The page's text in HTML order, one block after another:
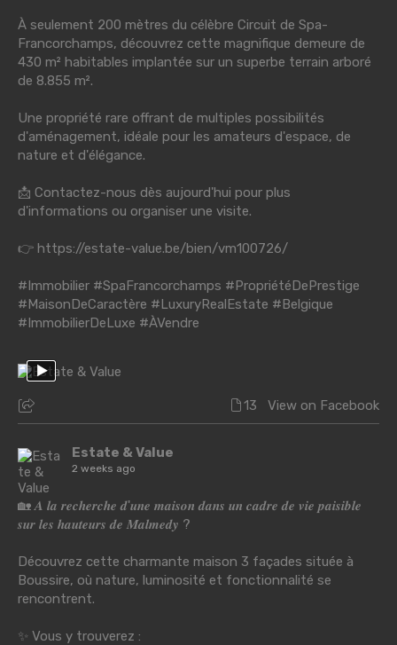
À seulement 200 mètres du célèbre Circuit de Spa-
Francorchamps, découvrez cette magnifique demeure de
430 m² habitables implantée sur un superbe terrain arboré
de 8.855 m².
Une propriété rare offrant de multiples possibilités
d'aménagement, idéale pour les amateurs d'espace, de
nature et d'élégance.
📩 Contactez-nous dès aujourd'hui pour plus
d'informations ou organiser une visite.
👉 https://estate-value.be/bien/vm100726/
#Immobilier #SpaFrancorchamps #PropriétéDePrestige
#MaisonDeCaractère #LuxuryRealEstate #Belgique
#ImmobilierDeLuxe #ÀVendre
13 View on Facebook
Estate & Value
2 weeks ago
🏡 𝑨 𝒍𝒂 𝒓𝒆𝒄𝒉𝒆𝒓𝒄𝒉𝒆 𝒅'𝒖𝒏𝒆 𝒎𝒂𝒊𝒔𝒐𝒏 𝒅𝒂𝒏𝒔 𝒖𝒏 𝒄𝒂𝒅𝒓𝒆 𝒅𝒆 𝒗𝒊𝒆 𝒑𝒂𝒊𝒔𝒊𝒃𝒍𝒆
𝒔𝒖𝒓 𝒍𝒆𝒔 𝒉𝒂𝒖𝒕𝒆𝒖𝒓𝒔 𝒅𝒆 𝑴𝒂𝒍𝒎𝒆𝒅𝒚 ?
Découvrez cette charmante maison 3 façades située à
Boussire, où nature, luminosité et fonctionnalité se
rencontrent.
✨ Vous y trouverez :